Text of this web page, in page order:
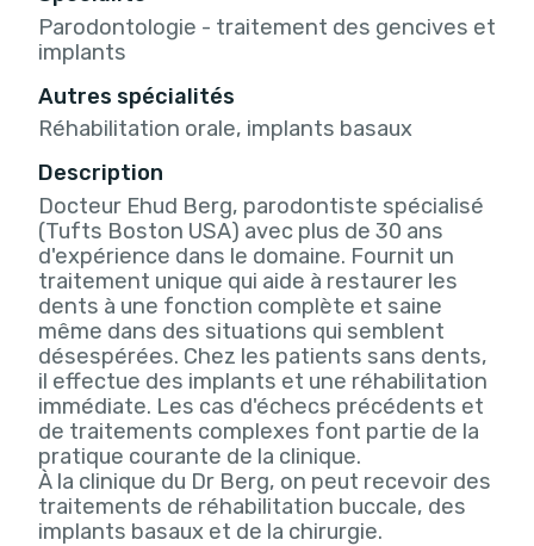
Parodontologie - traitement des gencives et
implants
Autres spécialités
Réhabilitation orale, implants basaux
Description
Docteur Ehud Berg, parodontiste spécialisé
(Tufts Boston USA) avec plus de 30 ans
d'expérience dans le domaine. Fournit un
traitement unique qui aide à restaurer les
dents à une fonction complète et saine
même dans des situations qui semblent
désespérées. Chez les patients sans dents,
il effectue des implants et une réhabilitation
immédiate. Les cas d'échecs précédents et
de traitements complexes font partie de la
pratique courante de la clinique.
À la clinique du Dr Berg, on peut recevoir des
traitements de réhabilitation buccale, des
implants basaux et de la chirurgie.